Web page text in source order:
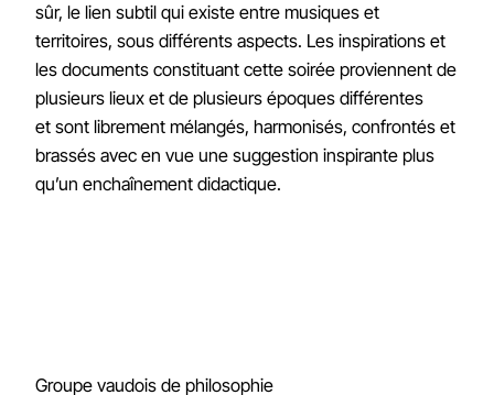
sûr, le lien subtil qui existe entre musiques et
territoires, sous différents aspects. Les inspirations et
les documents constituant cette soirée proviennent de
plusieurs lieux et de plusieurs époques différentes
et sont librement mélangés, harmonisés, confrontés et
brassés avec en vue une suggestion inspirante plus
qu’un enchaînement didactique.
Groupe vaudois de philosophie